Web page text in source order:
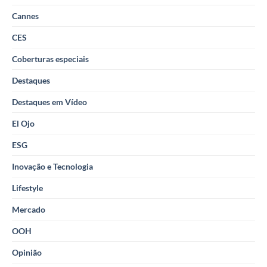
Cannes
CES
Coberturas especiais
Destaques
Destaques em Vídeo
El Ojo
ESG
Inovação e Tecnologia
Lifestyle
Mercado
OOH
Opinião